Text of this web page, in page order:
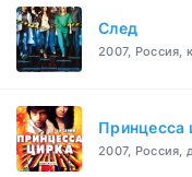
След
2007, Россия,
Принцесса
2007, Россия,